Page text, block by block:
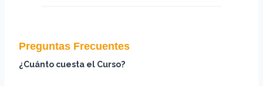
Preguntas Frecuentes
¿Cuánto cuesta el Curso?